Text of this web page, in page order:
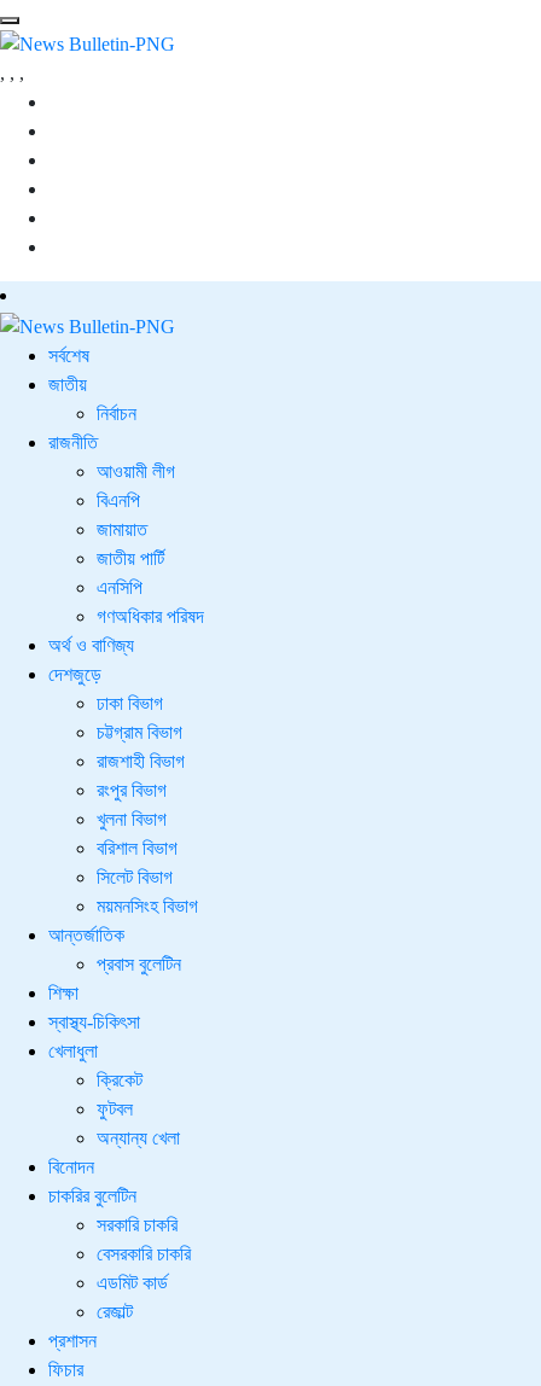
, , ,
সর্বশেষ
জাতীয়
নির্বাচন
রাজনীতি
আওয়ামী লীগ
বিএনপি
জামায়াত
জাতীয় পার্টি
এনসিপি
গণঅধিকার পরিষদ
অর্থ ও বাণিজ্য
দেশজুড়ে
ঢাকা বিভাগ
চট্টগ্রাম বিভাগ
রাজশাহী বিভাগ
রংপুর বিভাগ
খুলনা বিভাগ
বরিশাল বিভাগ
সিলেট বিভাগ
ময়মনসিংহ বিভাগ
আন্তর্জাতিক
প্রবাস বুলেটিন
শিক্ষা
স্বাস্থ্য-চিকিৎসা
খেলাধুলা
ক্রিকেট
ফুটবল
অন্যান্য খেলা
বিনোদন
চাকরির বুলেটিন
সরকারি চাকরি
বেসরকারি চাকরি
এডমিট কার্ড
রেজাল্ট
প্রশাসন
ফিচার